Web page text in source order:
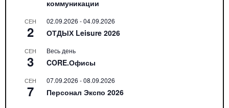
коммуникации
СЕН
2
02.09.2026 -04.09.2026
ОТДЫХ Leisure 2026
СЕН
3
Весь день
CORE.Офисы
СЕН
7
07.09.2026 -08.09.2026
Персонал Экспо 2026